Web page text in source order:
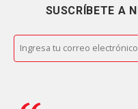
SUSCRÍBETE A